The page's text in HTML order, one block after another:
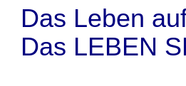
Das Leben
Das LEBEN